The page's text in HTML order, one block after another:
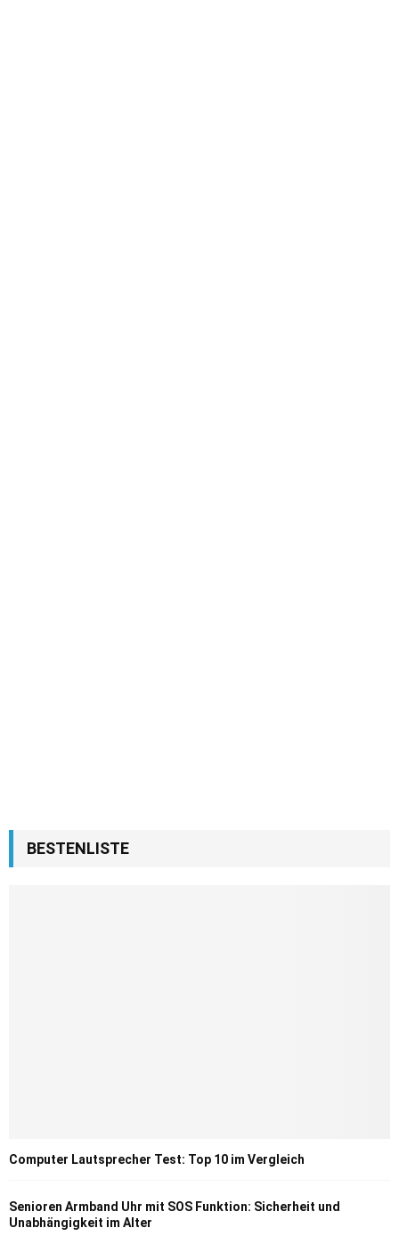
BESTENLISTE
Computer Lautsprecher Test: Top 10 im Vergleich
Senioren Armband Uhr mit SOS Funktion: Sicherheit und
Unabhängigkeit im Alter